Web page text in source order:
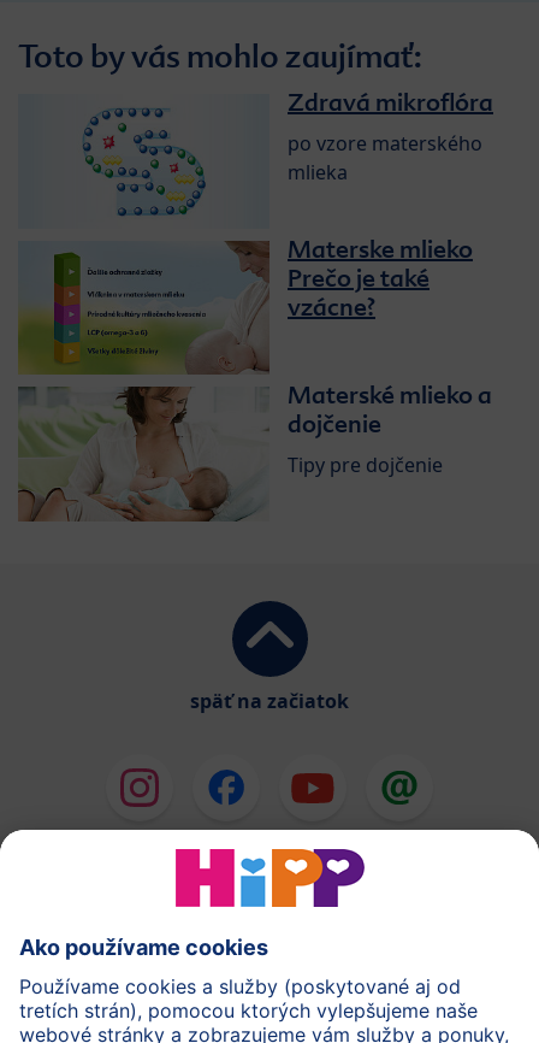
Toto by vás mohlo zaujímať:
Zdravá mikroflóra
po vzore materského
mlieka
Materske mlieko
Prečo je také
vzácne?
Materské mlieko a
dojčenie
Tipy pre dojčenie
späť na začiatok
HiPP Mlieka
HiPP Príkrmy
HiPP Tehotenstvo